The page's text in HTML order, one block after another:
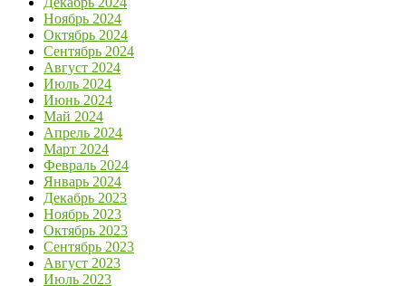
Ноябрь 2024
Октябрь 2024
Сентябрь 2024
Август 2024
Июль 2024
Июнь 2024
Май 2024
Апрель 2024
Март 2024
Февраль 2024
Январь 2024
Декабрь 2023
Ноябрь 2023
Октябрь 2023
Сентябрь 2023
Август 2023
Июль 2023